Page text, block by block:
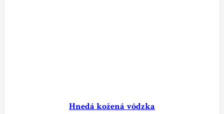
Hnedá kožená vôdzka